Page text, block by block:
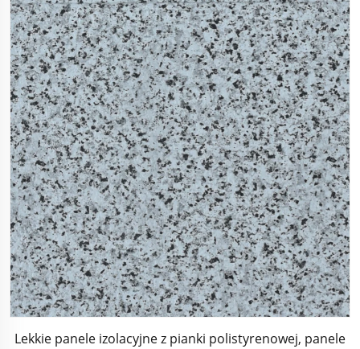
Lekkie panele izolacyjne z pianki polistyrenowej, panele